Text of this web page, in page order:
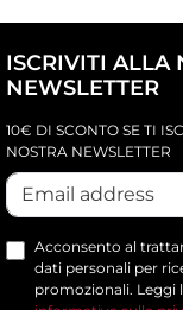
ISCRIVITI ALLA
NEWSLETTER
10€ DI SCONTO SE TI
NOSTRA NEWSLETTER
Acconsento al
dati personali per
promozionali. Leggi